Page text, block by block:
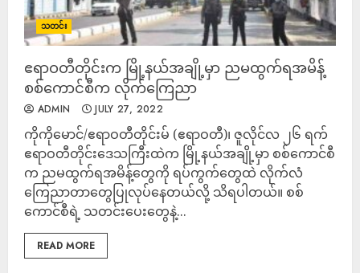
သတင်း
ဧရာဝတီတိုင်းက မြို့နယ်အချို့မှာ ညမထွက်ရအမိန့်
စစ်ကောင်စီက လိုက်ကြေညာ
ADMIN JULY 27, 2022
ကိုကိုမောင်/ဧရာဝတီတိုင်းမ် (ဧရာဝတီ)၊ ဇူလိုင်လ ၂၆ ရက်
ဧရာဝတီတိုင်းဒေသကြီးထဲက မြို့နယ်အချို့မှာ စစ်ကောင်စီ
က ညမထွက်ရအမိန့်တွေကို ရပ်ကွက်တွေထဲ လိုက်လံ
ကြေညာတာတွေပြုလုပ်နေတယ်လို့ သိရပါတယ်။ စစ်
ကောင်စီရဲ့ သတင်းပေးတွေနဲ့...
READ MORE